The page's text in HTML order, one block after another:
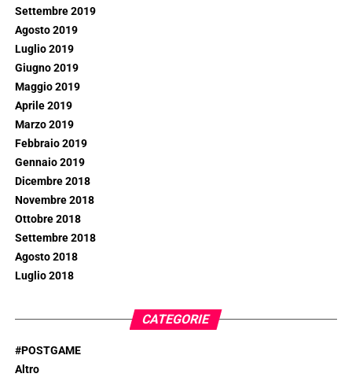
Settembre 2019
Agosto 2019
Luglio 2019
Giugno 2019
Maggio 2019
Aprile 2019
Marzo 2019
Febbraio 2019
Gennaio 2019
Dicembre 2018
Novembre 2018
Ottobre 2018
Settembre 2018
Agosto 2018
Luglio 2018
CATEGORIE
#POSTGAME
Altro